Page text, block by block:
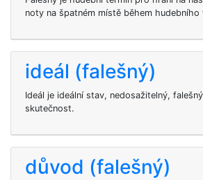
noty na špatném místě během hudebního
ideál (falešný)
Ideál je ideální stav, nedosažitelný,
skutečnost.
důvod (falešný)